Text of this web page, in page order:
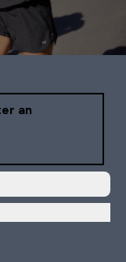
an